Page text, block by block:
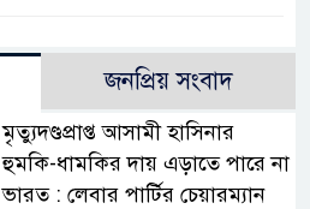
জনপ্রিয় সংবাদ
মৃত্যুদণ্ডপ্রাপ্ত আসামী হাসিনার
হুমকি-ধামকির দায় এড়াতে পারে না
ভারত : লেবার পার্টির চেয়ারম্যান